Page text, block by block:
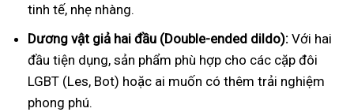
tinh tế, nhẹ nhàng.
Dương vật giả hai đầu (Double-ended dildo): Với hai
đầu tiện dụng, sản phẩm phù hợp cho các cặp đôi
LGBT (Les, Bot) hoặc ai muốn có thêm trải nghiệm
phong phú.